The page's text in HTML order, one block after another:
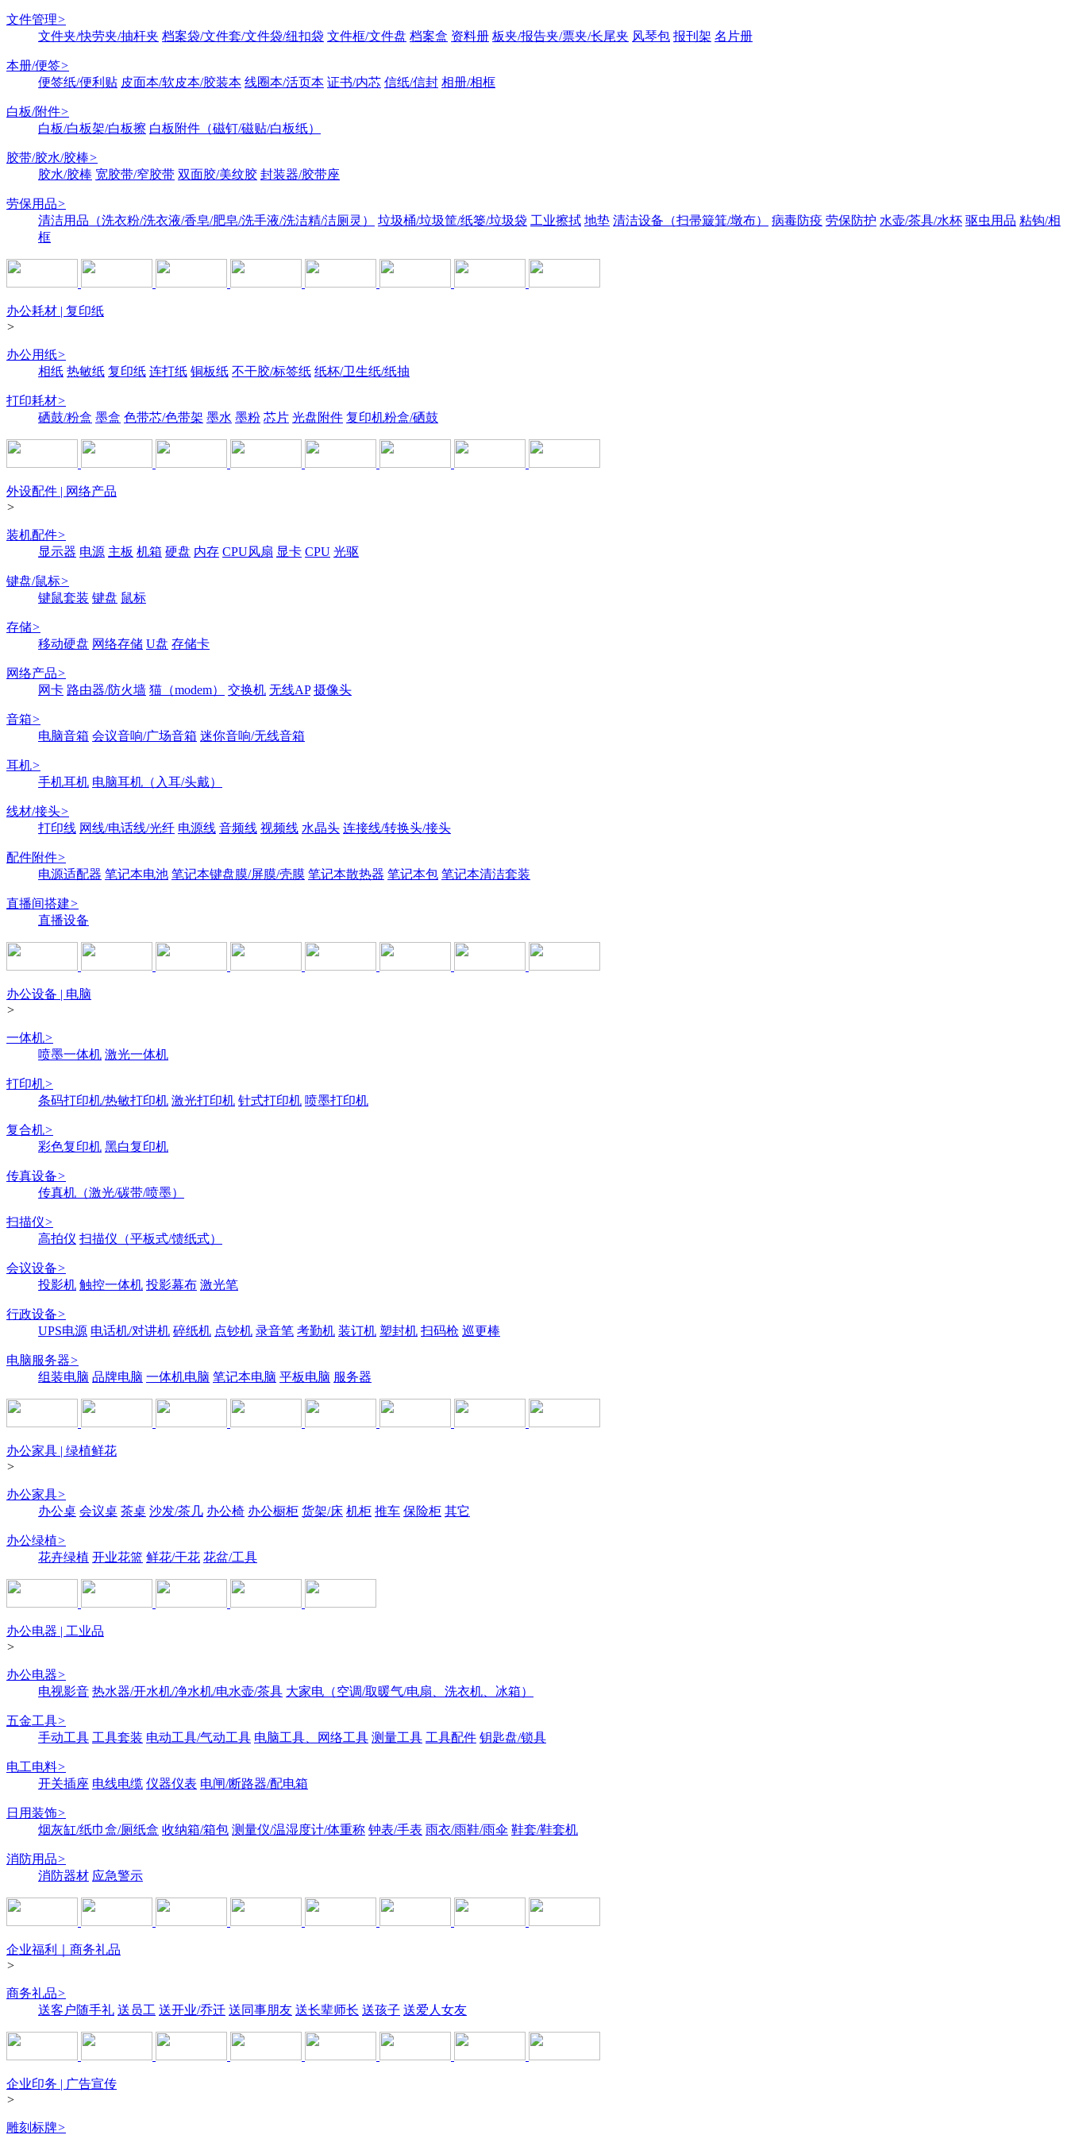
文件管理>
文件夹/快劳夹/抽杆夹 档案袋/文件套/文件袋/纽扣袋 文件框/文件盘 档案盒 资料册 板夹/报告夹/票夹/长尾夹 风琴包 报刊架 名片册
本册/便签>
便签纸/便利贴 皮面本/软皮本/胶装本 线圈本/活页本 证书/内芯 信纸/信封 相册/相框
白板/附件>
白板/白板架/白板擦 白板附件（磁钉/磁贴/白板纸）
胶带/胶水/胶棒>
胶水/胶棒 宽胶带/窄胶带 双面胶/美纹胶 封装器/胶带座
劳保用品>
清洁用品（洗衣粉/洗衣液/香皂/肥皂/洗手液/洗洁精/洁厕灵）
垃圾桶/垃圾筐/纸篓/垃圾袋 工业擦拭 地垫 清洁设备（扫帚簸箕/墩布） 病毒防疫 劳保防护 水壶/茶具/水杯 驱虫用品 粘钩/相
框
办公耗材 | 复印纸
>
办公用纸>
相纸 热敏纸 复印纸 连打纸 铜板纸 不干胶/标签纸 纸杯/卫生纸/纸抽
打印耗材>
硒鼓/粉盒 墨盒 色带芯/色带架 墨水 墨粉 芯片 光盘附件 复印机粉盒/硒鼓
外设配件 | 网络产品
>
装机配件>
显示器 电源 主板 机箱 硬盘 内存 CPU风扇 显卡 CPU 光驱
键盘/鼠标>
键鼠套装 键盘 鼠标
存储>
移动硬盘 网络存储 U盘 存储卡
网络产品>
网卡 路由器/防火墙 猫（modem） 交换机 无线AP 摄像头
音箱>
电脑音箱 会议音响/广场音箱 迷你音响/无线音箱
耳机>
手机耳机 电脑耳机（入耳/头戴）
线材/接头>
打印线 网线/电话线/光纤 电源线 音频线 视频线 水晶头 连接线/转换头/接头
配件附件>
电源适配器 笔记本电池 笔记本键盘膜/屏膜/壳膜 笔记本散热器 笔记本包 笔记本清洁套装
直播间搭建>
直播设备
办公设备 | 电脑
>
一体机>
喷墨一体机 激光一体机
打印机>
条码打印机/热敏打印机 激光打印机 针式打印机 喷墨打印机
复合机>
彩色复印机 黑白复印机
传真设备>
传真机（激光/碳带/喷墨）
扫描仪>
高拍仪 扫描仪（平板式/馈纸式）
会议设备>
投影机 触控一体机 投影幕布 激光笔
行政设备>
UPS电源 电话机/对讲机 碎纸机 点钞机 录音笔 考勤机 装订机 塑封机 扫码枪 巡更棒
电脑服务器>
组装电脑 品牌电脑 一体机电脑 笔记本电脑 平板电脑 服务器
办公家具 | 绿植鲜花
>
办公家具>
办公桌 会议桌 茶桌 沙发/茶几 办公椅 办公橱柜 货架/床 机柜 推车 保险柜 其它
办公绿植>
花卉绿植 开业花篮 鲜花/干花 花盆/工具
办公电器 | 工业品
>
办公电器>
电视影音 热水器/开水机/净水机/电水壶/茶具 大家电（空调/取暖气/电扇、洗衣机、冰箱）
五金工具>
手动工具 工具套装 电动工具/气动工具 电脑工具、网络工具 测量工具 工具配件 钥匙盘/锁具
电工电料>
开关插座 电线电缆 仪器仪表 电闸/断路器/配电箱
日用装饰>
烟灰缸/纸巾盒/厕纸盒 收纳箱/箱包 测量仪/温湿度计/体重称 钟表/手表 雨衣/雨鞋/雨伞 鞋套/鞋套机
消防用品>
消防器材 应急警示
企业福利｜商务礼品
>
商务礼品>
送客户随手礼 送员工 送开业/乔迁 送同事朋友 送长辈师长 送孩子 送爱人女友
企业印务 | 广告宣传
>
雕刻标牌>